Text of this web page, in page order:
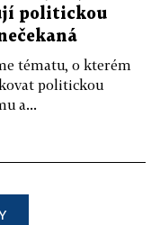
politickou
tématu, o kterém
politickou
a...